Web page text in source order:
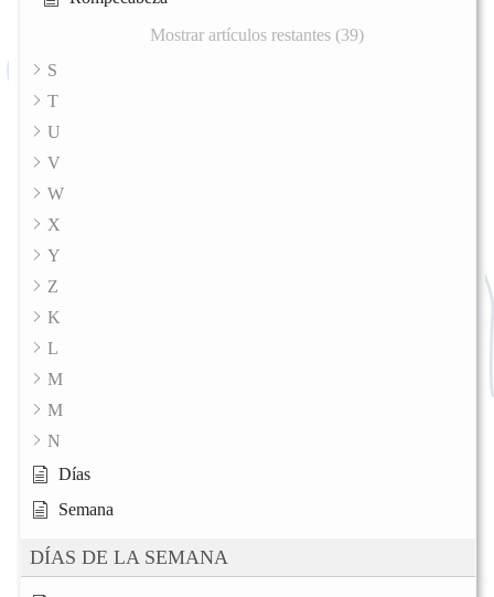
Mostrar artículos restantes (39)
S
T
U
V
W
X
Y
Z
K
L
M
M
N
Días
Semana
DÍAS DE LA SEMANA